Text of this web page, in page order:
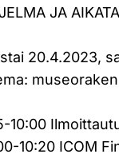
JA
20.4.2023,
10:00
10:20 ICOM